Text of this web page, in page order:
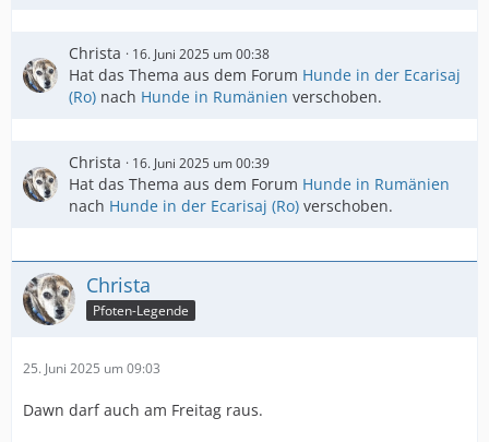
Christa 16. Juni 2025 um 00:38
Hat das Thema aus dem Forum Hunde in der Ecarisaj
(Ro) nach Hunde in Rumänien verschoben.
Christa 16. Juni 2025 um 00:39
Hat das Thema aus dem Forum Hunde in Rumänien
nach Hunde in der Ecarisaj (Ro) verschoben.
Christa
Pfoten-Legende
25. Juni 2025 um 09:03
Dawn darf auch am Freitag raus.